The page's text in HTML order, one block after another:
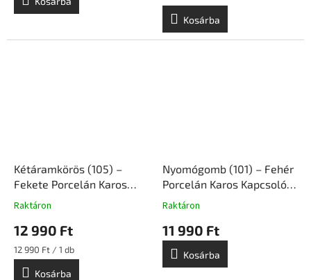
Kosárba
Kétáramkörös (105) –
Fekete Porcelán Karos
Kapcsoló Betét
Ceramicon
Raktáron
12 990 Ft
Egységár:
12 990 Ft / 1 db
Kosárba
Nyomógomb (101) – Fehér
Porcelán Karos Kapcsoló
Betét Süllyesztett
Raktáron
11 990 Ft
Kosárba